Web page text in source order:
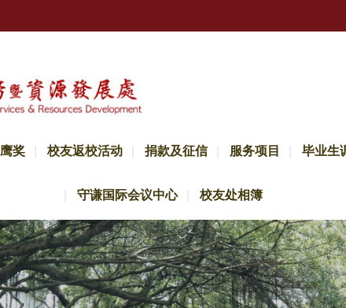
奖 校友返校活动 捐款及征信 服务项目 毕业生
守谦国际会议中心 校友处相簿